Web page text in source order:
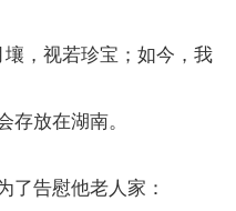
，视若珍宝；如今，我
存放在湖南。
了告慰他老人家：